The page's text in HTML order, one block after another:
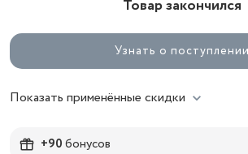
Товар закончился
Узнать о поступлении
Показать применённые скидки
+90бонусов